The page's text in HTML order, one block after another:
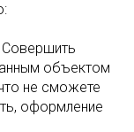
Совершить
объектом
не сможете
оформление